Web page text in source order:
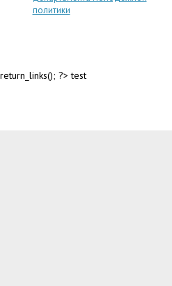
политики
return_links(); ?>test